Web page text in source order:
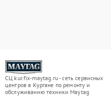
СЦ kur.fix-maytag.ru - сеть сервисных
центров в Кургане по ремонту и
обслуживанию техники Maytag